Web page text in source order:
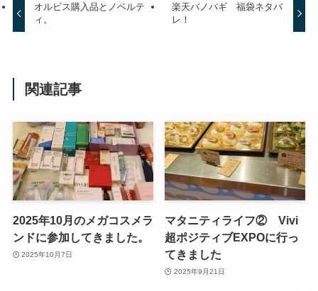
オルビス購入品とノベルテ
ィ。
楽天バノバギ 福袋ネタバ
レ！
関連記事
2025年10月のメガコスメラ
ンドに参加してきました。
2025年10月7日
マタニティライフ② Vivi
超ポジティブEXPOに行っ
てきました
2025年9月21日